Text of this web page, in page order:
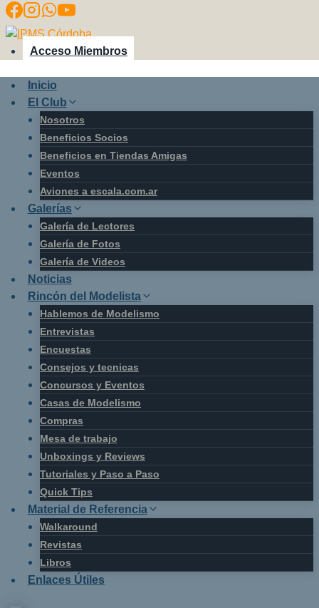
Saltar
al
contenido
Acceso Miembros
Inicio
El Club
Nosotros
Beneficios Socios
Beneficios en Tiendas Amigas
Eventos
Aviones a escala.com.ar
Galerías
Galería de Lectores
Galería de Fotos
Galería de Videos
Noticias
Rincón del Modelista
Hablemos de Modelismo
Entrevistas
Encuestas
Consejos y tecnicas
Concursos y Eventos
Casas de Modelismo
Compras
Mesa de trabajo
Unboxings y Reviews
Tutoriales y Paso a Paso
Quick Tips
Material de Referencia
Walkaround
Revistas
Libros
Enlaces Útiles